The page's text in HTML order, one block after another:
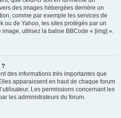
des images hébergées derrière un
comme par exemple les services de
ou de Yahoo, les sites protégés par un
utilisez la balise BBCode « [img] ».
?
des informations très importantes que
apparaissent en haut de chaque forum
Les permissions concernant les
les administrateurs du forum.